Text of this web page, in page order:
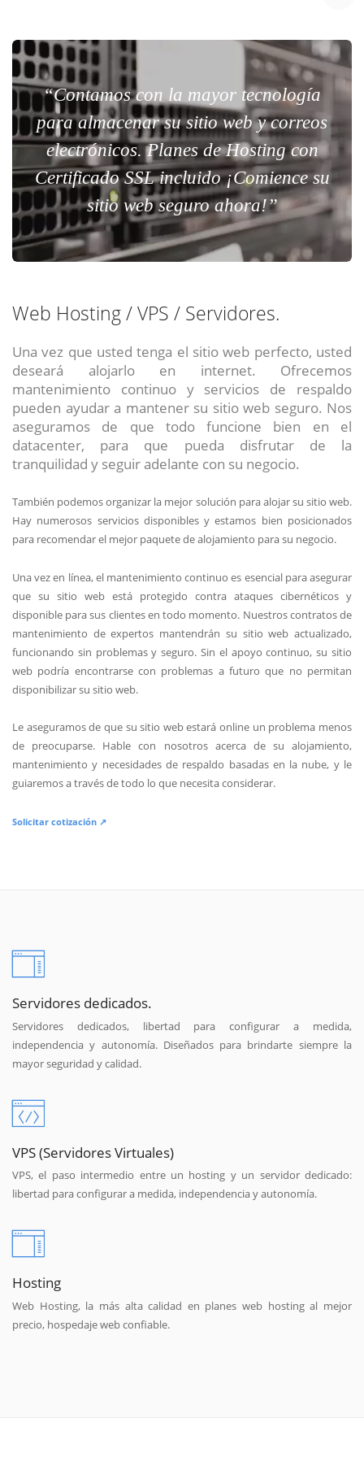
“Contamos con la mayor tecnología
para almacenar su sitio web y correos
electrónicos. Planes de Hosting con
Certificado SSL incluido ¡Comience su
sitio web seguro ahora!”
Web Hosting / VPS / Servidores.
Una vez que usted tenga el sitio web perfecto, usted
deseará alojarlo en internet. Ofrecemos
mantenimiento continuo y servicios de respaldo
pueden ayudar a mantener su sitio web seguro. Nos
aseguramos de que todo funcione bien en el
datacenter, para que pueda disfrutar de la
tranquilidad y seguir adelante con su negocio.
También podemos organizar la mejor solución para alojar su sitio web.
Hay numerosos servicios disponibles y estamos bien posicionados
para recomendar el mejor paquete de alojamiento para su negocio.
Una vez en línea, el mantenimiento continuo es esencial para asegurar
que su sitio web está protegido contra ataques cibernéticos y
disponible para sus clientes en todo momento. Nuestros contratos de
mantenimiento de expertos mantendrán su sitio web actualizado,
funcionando sin problemas y seguro. Sin el apoyo continuo, su sitio
web podría encontrarse con problemas a futuro que no permitan
disponibilizar su sitio web.
Le aseguramos de que su sitio web estará online un problema menos
de preocuparse. Hable con nosotros acerca de su alojamiento,
mantenimiento y necesidades de respaldo basadas en la nube, y le
guiaremos a través de todo lo que necesita considerar.
Solicitar cotización ↗
Servidores dedicados.
Servidores dedicados, libertad para configurar a medida,
independencia y autonomía. Diseñados para brindarte siempre la
mayor seguridad y calidad.
VPS (Servidores Virtuales)
VPS, el paso intermedio entre un hosting y un servidor dedicado:
libertad para configurar a medida, independencia y autonomía.
Hosting
Web Hosting, la más alta calidad en planes web hosting al mejor
precio, hospedaje web confiable.